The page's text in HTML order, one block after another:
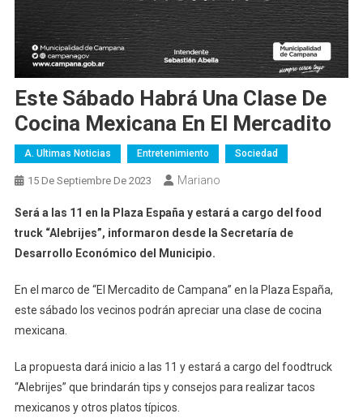
Este Sábado Habrá Una Clase De
Cocina Mexicana En El Mercadito
A. Ultimas Noticias Entretenimiento Sociedad
15 De Septiembre De 2023 Mariano
Será a las 11 en la Plaza España y estará a cargo del food
truck “Alebrijes”, informaron desde la Secretaría de
Desarrollo Económico del Municipio.
En el marco de “El Mercadito de Campana” en la Plaza España,
este sábado los vecinos podrán apreciar una clase de cocina
mexicana.
La propuesta dará inicio a las 11 y estará a cargo del foodtruck
“Alebrijes” que brindarán tips y consejos para realizar tacos
mexicanos y otros platos típicos.